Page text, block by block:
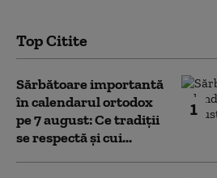
Top Citite
1
Sărbătoare importantă
în calendarul ortodox
pe 7 august: Ce tradiții
se respectă și cui...